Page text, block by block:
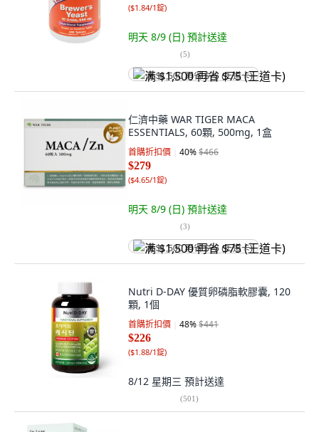
($1.84/1錠)
明天 8/9 (日) 預計送達
(5)
满 $1,500 再省 $75 (王道卡)
仁濟中藥 WAR TIGER MACA
ESSENTIALS, 60顆, 500mg, 1盒
首購折扣價 40%$466
$279
($4.65/1錠)
明天 8/9 (日) 預計送達
(3)
满 $1,500 再省 $75 (王道卡)
Nutri D-DAY 優質卵磷脂軟膠囊, 120
顆, 1個
首購折扣價 48%$441
$226
($1.88/1錠)
8/12 星期三 預計送達
(501)